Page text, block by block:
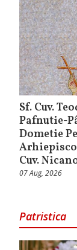
Sf. Cuv.
Pafnutie-
Dometie
Cuv.
07 Aug, 2026
Patristica